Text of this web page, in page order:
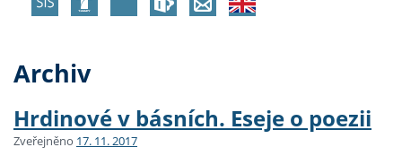
Archiv
Hrdinové v básních. Eseje o poezii
Zveřejněno 17. 11. 2017